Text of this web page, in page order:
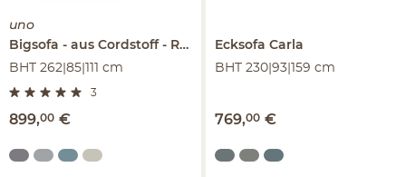
uno
Bigsofa aus Cordstoff
Ricardo
BHT 262|85|111 cm
3
899,00 €
Ecksofa Carla
BHT 230|93|159 cm
769,00 €